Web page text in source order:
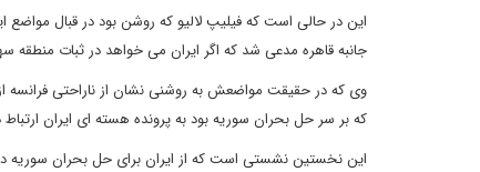
این در حالی است که فیلیپ لالیو که روشن بود در قبال
جانبه قاهره مدعی شد که اگر ایران می خواهد در ثبات منطقه
وی که در حقیقت مواضعش به روشنی نشان از ناراحتی فرانسه
که بر سر حل بحران سوریه بود به پرونده هسته ای ایران
این نخستین نشستی است که از ایران برای حل بحران سوریه